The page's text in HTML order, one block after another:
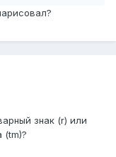
знак (r) или
(tm)?